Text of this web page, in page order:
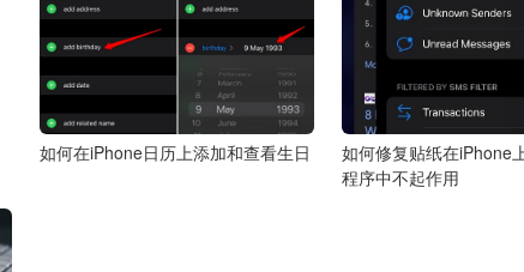
如何在iPhone日历上添加和查看生日
如何修复贴纸在iPhone
程序中不起作用